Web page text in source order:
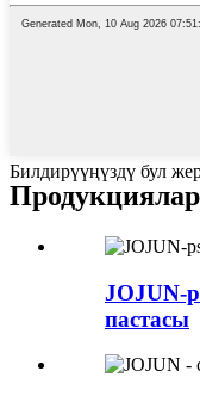
Билдирүүңүздү бул
JOJUN-
пастасы